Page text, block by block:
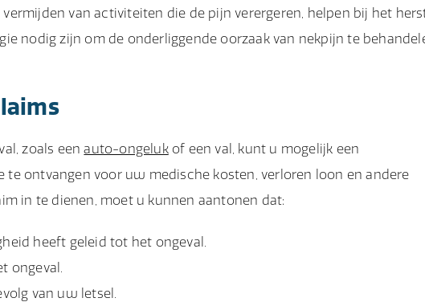
van activiteiten die de pijn verergeren, helpen bij het
nodig zijn om de onderliggende oorzaak van nekpijn te
zoals eenauto-ongelukof een val, kunt u mogelijk een
te ontvangen voor uw medische kosten, verloren loon en andere
in te dienen, moet u kunnen aantonen dat:
heeft geleid tot het ongeval.
ongeval.
van uw letsel.